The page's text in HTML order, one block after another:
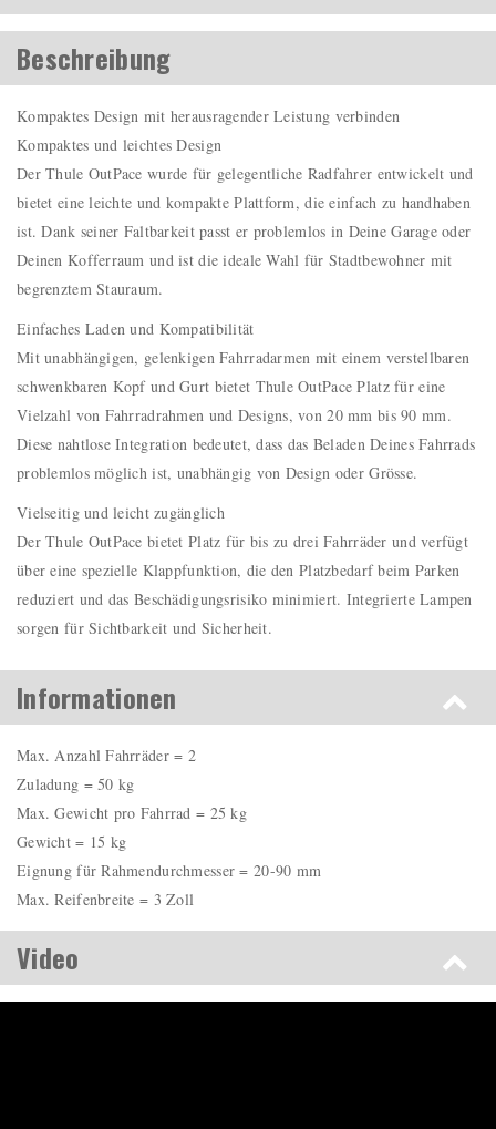
Beschreibung
Kompaktes Design mit herausragender Leistung verbinden
Kompaktes und leichtes Design
Der Thule OutPace wurde für gelegentliche Radfahrer entwickelt und
bietet eine leichte und kompakte Plattform, die einfach zu handhaben
ist. Dank seiner Faltbarkeit passt er problemlos in Deine Garage oder
Deinen Kofferraum und ist die ideale Wahl für Stadtbewohner mit
begrenztem Stauraum.
Einfaches Laden und Kompatibilität
Mit unabhängigen, gelenkigen Fahrradarmen mit einem verstellbaren
schwenkbaren Kopf und Gurt bietet Thule OutPace Platz für eine
Vielzahl von Fahrradrahmen und Designs, von 20 mm bis 90 mm.
Diese nahtlose Integration bedeutet, dass das Beladen Deines Fahrrads
problemlos möglich ist, unabhängig von Design oder Grösse.
Vielseitig und leicht zugänglich
Der Thule OutPace bietet Platz für bis zu drei Fahrräder und verfügt
über eine spezielle Klappfunktion, die den Platzbedarf beim Parken
reduziert und das Beschädigungsrisiko minimiert. Integrierte Lampen
sorgen für Sichtbarkeit und Sicherheit.
Informationen
Max. Anzahl Fahrräder = 2
Zuladung = 50 kg
Max. Gewicht pro Fahrrad = 25 kg
Gewicht = 15 kg
Eignung für Rahmendurchmesser = 20-90 mm
Max. Reifenbreite = 3 Zoll
Video